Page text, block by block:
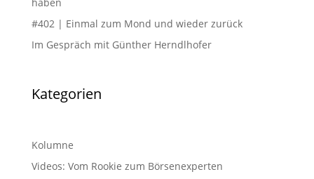
haben
#402 | Einmal zum Mond und wieder zurück
Im Gespräch mit Günther Herndlhofer
Kategorien
Kolumne
Videos: Vom Rookie zum Börsenexperten